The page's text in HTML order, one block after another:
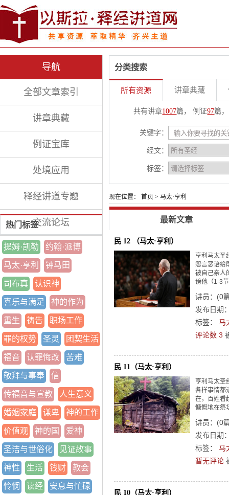
导航
全部文章索引
讲章典藏
例证宝库
处境应用
释经讲道专题
交流论坛
热门标签
提姆·凯勒 约翰·派博
马太·亨利 钟马田
司布真 认识神
喜乐与满足 神的作为
重生 祷告 职场工作
罪的权势 圣灵 团契生活
福音 认罪悔改 苦难
敬拜与事奉 信
传福音与宣教 人生意义
婚姻家庭 谦卑 神的工作
价值观 神的国 爱神
圣洁与世俗化 见证故事
神性 生活 钱财 教会
怜悯 读经 安息与忙碌
分类搜索
所有资源 讲章典藏
共有讲章1007篇， 例证97篇
关键字：
经文：
标签：
现在位置： 首页 > 马太·亨利
最新文章
民 12 （马太·亨利）
亨利马太圣
怨言恶语给
被自己亲人
谤他（1-3
讲员： (0
发布日期
标签： 马
评论数 3
民 11（马太·亨利）
亨利马太圣
各样事情都
在，百姓看
慷慨地在祭
讲员： (0
发布日期
标签： 马
暂无评论
民 10（马太·亨利）